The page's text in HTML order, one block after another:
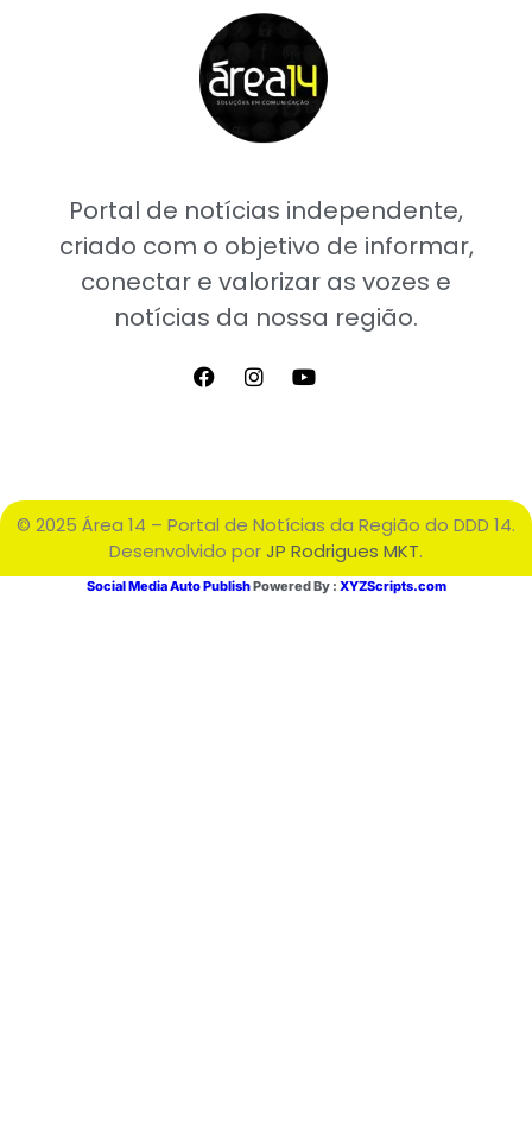
Portal de notícias independente,
criado com o objetivo de informar,
conectar e valorizar as vozes e
notícias da nossa região.
© 2025 Área 14 – Portal de Notícias da Região do DDD 14.
Desenvolvido porJP Rodrigues MKT.
Social Media Auto PublishPowered By : XYZScripts.com